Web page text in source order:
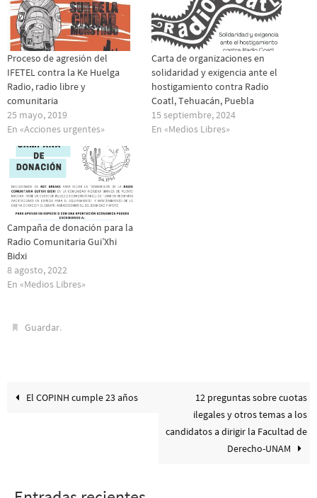
Proceso de agresión del
IFETEL contra la Ke Huelga
Radio, radio libre y
comunitaria
25 mayo, 2019
En «Acciones urgentes»
Carta de organizaciones en
solidaridad y exigencia ante el
hostigamiento contra Radio
Coatl, Tehuacán, Puebla
15 septiembre, 2024
En «Medios Libres»
Campaña de donación para la
Radio Comunitaria Gui’Xhi
Bidxi
8 agosto, 2022
En «Medios Libres»
Guardar.
El COPINH cumple 23 años
12 preguntas sobre cuotas
ilegales y otros temas a los
candidatos a dirigir la Facultad de
Derecho-UNAM